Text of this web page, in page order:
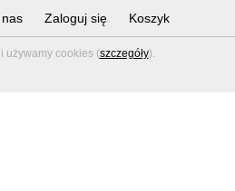
używamy cookies (szczegóły).
Zaloguj się Koszyk